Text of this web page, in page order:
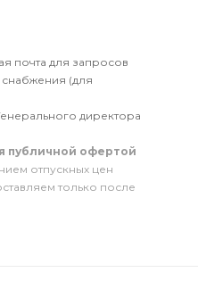
почта для запросов
снабжения (для
директора
публичной офертой
отпускных цен
только после